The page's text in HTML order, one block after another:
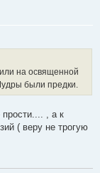
на освященной
были предки.
, а к
( веру не трогую